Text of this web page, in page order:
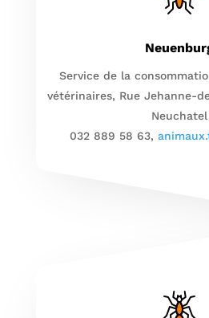
Service de la
vétérinaires, Rue Jehanne-
Neuchatel
032 889 58 63,